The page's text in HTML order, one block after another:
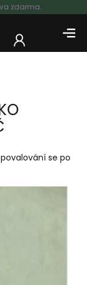
zdarma.
se po